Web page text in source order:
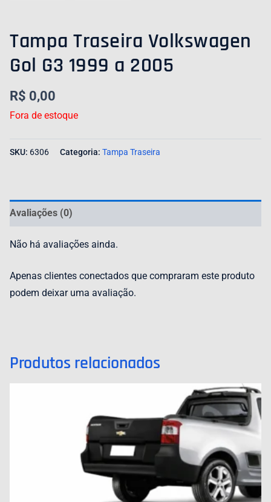
Tampa Traseira Volkswagen
Gol G3 1999 a 2005
R$ 0,00
Fora de estoque
SKU: 6306 Categoria: Tampa Traseira
Avaliações (0)
Não há avaliações ainda.
Apenas clientes conectados que compraram este produto
podem deixar uma avaliação.
Produtos relacionados